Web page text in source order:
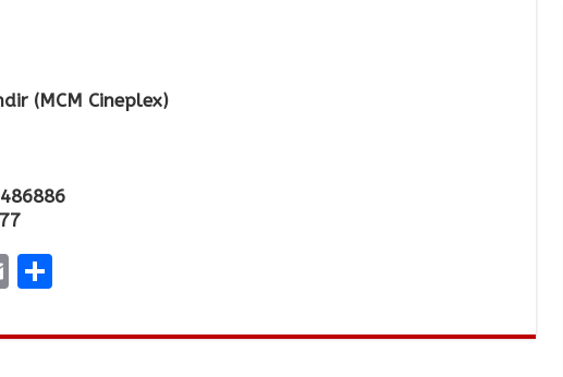
(MCM Cineplex)
E
ai
S
ar